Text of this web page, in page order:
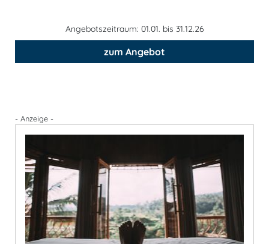
Angebotszeitraum: 01.01. bis 31.12.26
zum Angebot
- Anzeige -